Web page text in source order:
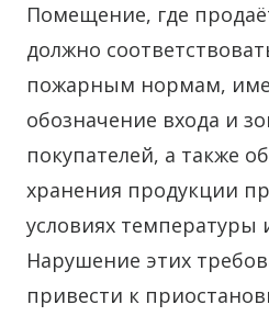
Помещение, где
должно
пожарным нормам,
обозначение входа и
покупателей, а также
хранения продукции
условиях температуры
Нарушение этих
привести к